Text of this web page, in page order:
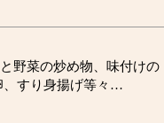
野菜の炒め物、味付けの
すり身揚げ等々…